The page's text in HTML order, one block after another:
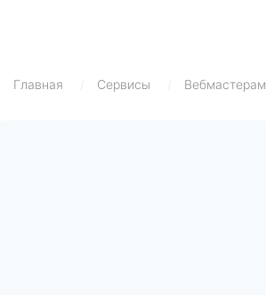
Главная Сервисы Вебмастерам